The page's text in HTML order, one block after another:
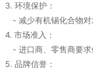
3. 环境保护：
- 减少有机锡化合物对
4. 市场准入：
- 进口商、零售商要求
5. 品牌信誉：